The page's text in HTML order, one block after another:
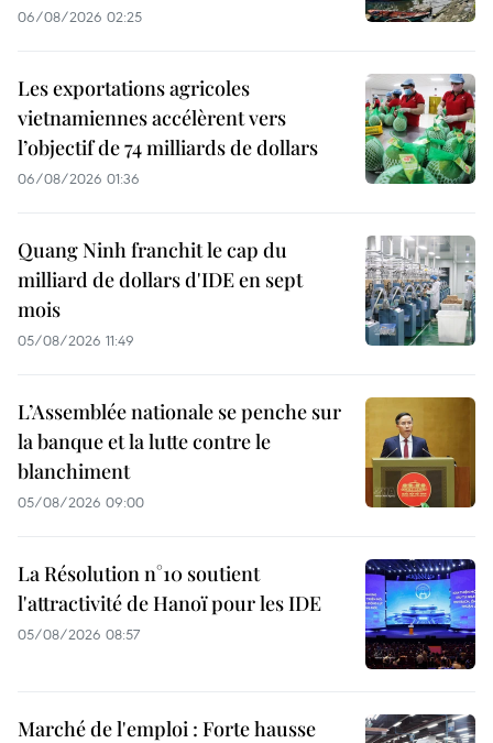
06/08/2026 02:25
Les exportations agricoles
vietnamiennes accélèrent vers
l’objectif de 74 milliards de dollars
06/08/2026 01:36
Quang Ninh franchit le cap du
milliard de dollars d'IDE en sept
mois
05/08/2026 11:49
L’Assemblée nationale se penche sur
la banque et la lutte contre le
blanchiment
05/08/2026 09:00
La Résolution n°10 soutient
l'attractivité de Hanoï pour les IDE
05/08/2026 08:57
Marché de l'emploi : Forte hausse